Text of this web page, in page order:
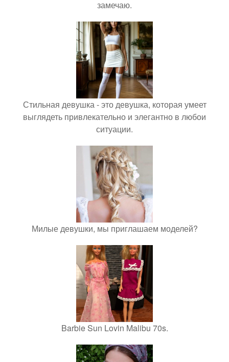
замечаю.
Стильная девушка - это девушка, которая умеет
выглядеть привлекательно и элегантно в любои
ситуации.
Милые девушки, мы приглашаем моделей?
Barbie Sun Lovin Malibu 70s.